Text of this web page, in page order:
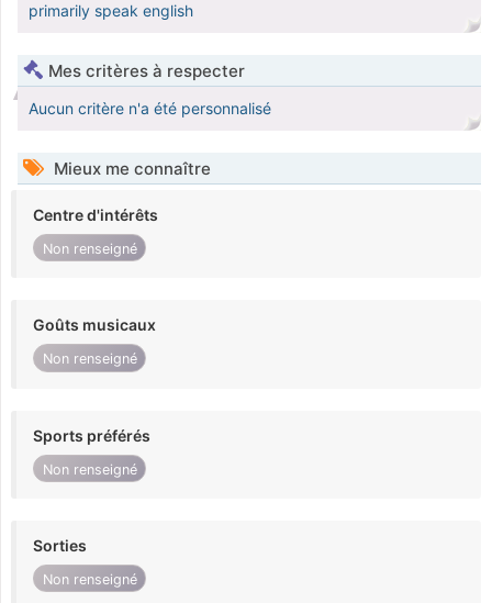
primarily speak english
Mes critères à respecter
Aucun critère n'a été personnalisé
Mieux me connaître
Centre d'intérêts
Non renseigné
Goûts musicaux
Non renseigné
Sports préférés
Non renseigné
Sorties
Non renseigné